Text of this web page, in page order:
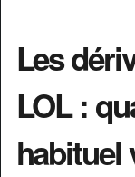
Les
LOL :
habituel